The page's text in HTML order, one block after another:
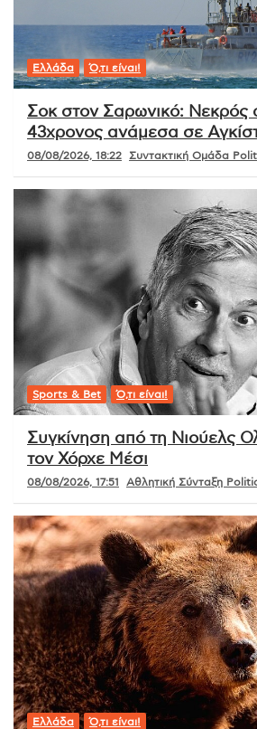
Ελλάδα Ό,τι είναι!
Σοκ στον Σαρωνικό: Νεκρός
43χρονος ανάμεσα σε
08/08/2026, 18:22 Συντακτική Ομάδα
Sports & Bet Ό,τι είναι!
Συγκίνηση από τη Νιούελς
τον Χόρχε Μέσι
08/08/2026, 17:51 Αθλητική Σύνταξη
Ελλάδα Ό,τι είναι!